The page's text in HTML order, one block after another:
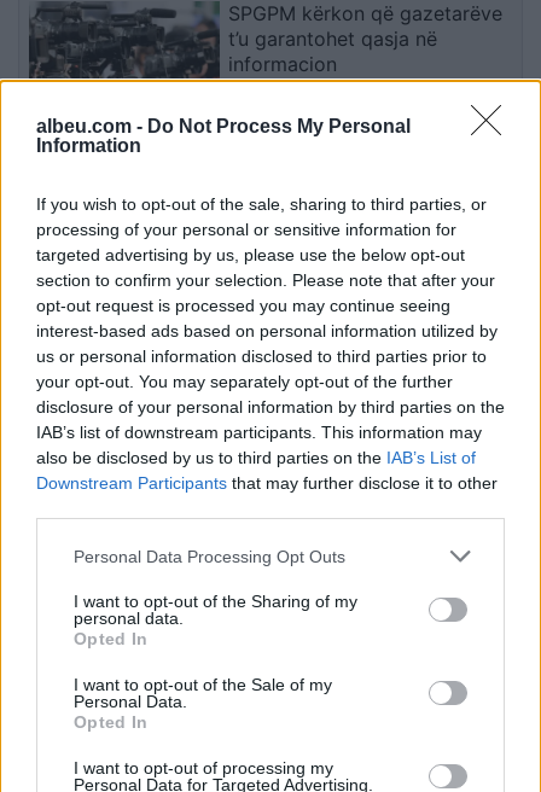
albeu.com - Do Not Process My Personal
Information
If you wish to opt-out of the sale, sharing to third parties, or
processing of your personal or sensitive information for
targeted advertising by us, please use the below opt-out
section to confirm your selection. Please note that after your
opt-out request is processed you may continue seeing
interest-based ads based on personal information utilized by
us or personal information disclosed to third parties prior to
your opt-out. You may separately opt-out of the further
disclosure of your personal information by third parties on the
IAB’s list of downstream participants. This information may
also be disclosed by us to third parties on the IAB’s List of
Downstream Participants that may further disclose it to other
Personal Data Processing Opt Outs
I want to opt-out of the Sharing of my
personal data.
Opted In
I want to opt-out of the Sale of my
Personal Data.
Opted In
I want to opt-out of processing my
Personal Data for Targeted Advertising.
SPGPM kërkon që gazetarëve
t’u garantohet qasja në
informacion
Esim for USA|Esim for Italy| Esim for Spain|Esim